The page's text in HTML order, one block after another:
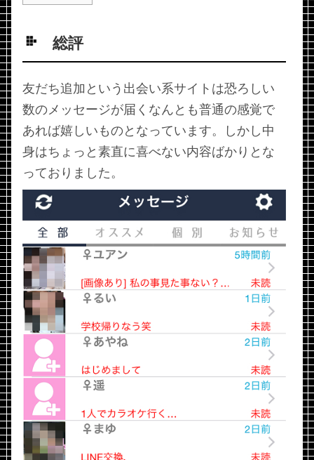
総評
友だち追加という出会い系サイトは恐ろしい
数のメッセージが届くなんとも普通の感覚で
あれば嬉しいものとなっています。しかし中
身はちょっと素直に喜べない内容ばかりとな
っておりました。